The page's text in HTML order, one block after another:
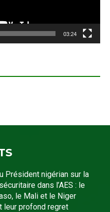
03:24
Président nigérian sur la
dans l’AES : le
le Mali et le Niger
leur profond regret